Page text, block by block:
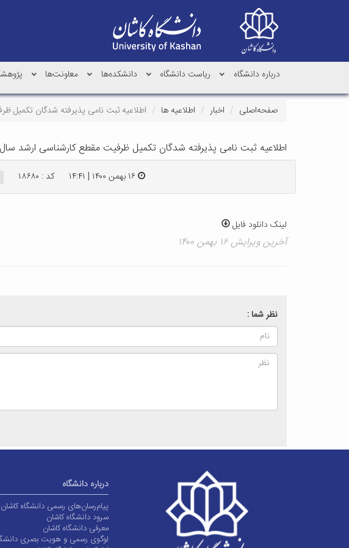
درباره دانشگاه ریاست دانشگاه دانشکده‌ها معاونت‌ها
صفحه‌اصلی اخبار اطلاعیه ها اطلاعیه ثبت نامی پذیرفته شدگان تکمیل
اطلاعیه ثبت نامی پذیرفته شدگان تکمیل ظرفیت مقطع کارشناسی ارشد سال ۱۴۰۰
کد : ۱۸۶۸۰
لینک دانلود فایل
آخرین ویرایش ۱۶ بهمن ۱۴۰۰
نظر شما :
درباره دانشگاه
پیام‌رسان‌های رسمی دانشگاه کاشان
سرود دانشگاه کاشان
معرفی دانشگاه کاشان
لوگوی رسمی و هویت بصری